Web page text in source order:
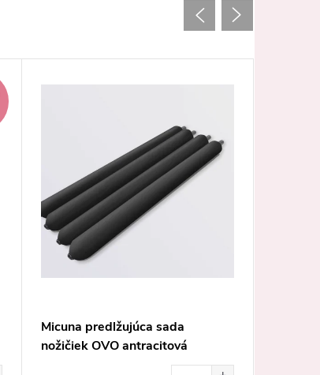
Micuna predlžujúca sada
nožičiek OVO antracitová